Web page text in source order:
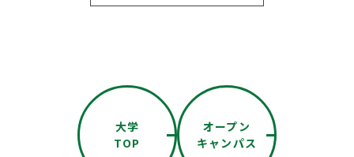
大学
TOP
オープン
キャンパス